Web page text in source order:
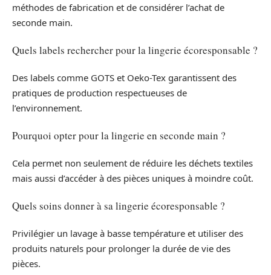
méthodes de fabrication et de considérer l’achat de
seconde main.
Quels labels rechercher pour la lingerie écoresponsable ?
Des labels comme GOTS et Oeko-Tex garantissent des
pratiques de production respectueuses de
l’environnement.
Pourquoi opter pour la lingerie en seconde main ?
Cela permet non seulement de réduire les déchets textiles
mais aussi d’accéder à des pièces uniques à moindre coût.
Quels soins donner à sa lingerie écoresponsable ?
Privilégier un lavage à basse température et utiliser des
produits naturels pour prolonger la durée de vie des
pièces.